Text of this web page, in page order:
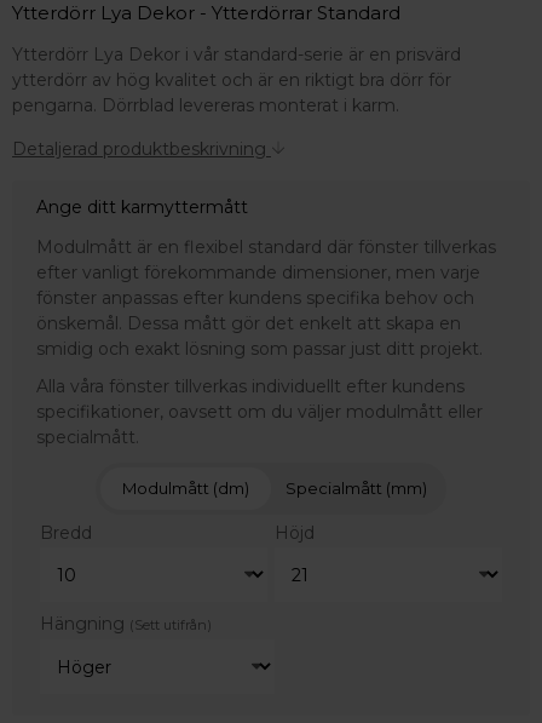
fokus på kvalitet, omtanke och djup kompetens.
Ytterdörr Lya Dekor - Ytterdörrar Standard
Ytterdörr Lya Dekor i vår standard-serie är en prisvärd
ytterdörr av hög kvalitet och är en riktigt bra dörr för
pengarna. Dörrblad levereras monterat i karm.
Detaljerad produktbeskrivning
Ange ditt karmyttermått
Modulmått är en flexibel standard där fönster tillverkas
efter vanligt förekommande dimensioner, men varje
fönster anpassas efter kundens specifika behov och
önskemål. Dessa mått gör det enkelt att skapa en
smidig och exakt lösning som passar just ditt projekt.
Alla våra fönster tillverkas individuellt efter kundens
specifikationer, oavsett om du väljer modulmått eller
specialmått.
Modulmått (dm) Specialmått (mm)
Bredd Höjd
Hängning (Sett utifrån)